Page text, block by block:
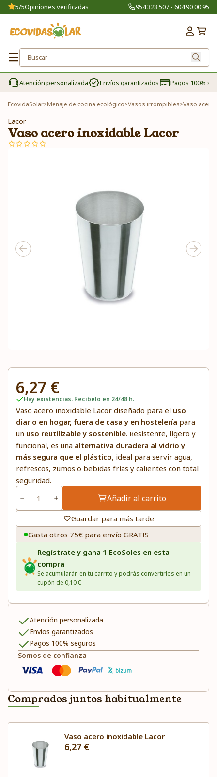
5/5Opiniones verificadas 954 323 507 - 604 90 00 95
Atención personalizada Envíos garantizados Pagos 100%
EcovidaSolar>Menaje de cocina ecológico>Vasos irrompibles>Vaso acero
Lacor
Vaso acero inoxidable Lacor
6,27 €
Hay existencias. Recíbelo en 24/48 h.
Vaso acero inoxidable Lacor diseñado para el uso
diario en hogar, fuera de casa y en hostelería para
un uso reutilizable y sostenible. Resistente, ligero y
funcional, es una alternativa duradera al vidrio y
más segura que el plástico, ideal para servir agua,
refrescos, zumos o bebidas frías y calientes con total
seguridad.
Añadir al carrito
Guardar para más tarde
Gasta otros 75€ para envío GRATIS
Regístrate y gana 1 EcoSoles en esta
compra
Se acumularán en tu carrito y podrás convertirlos en un
cupón de 0,10 €
Atención personalizada
Envíos garantizados
Pagos 100% seguros
Somos de confianza
Comprados juntos habitualmente
Vaso acero inoxidable Lacor
6,27 €